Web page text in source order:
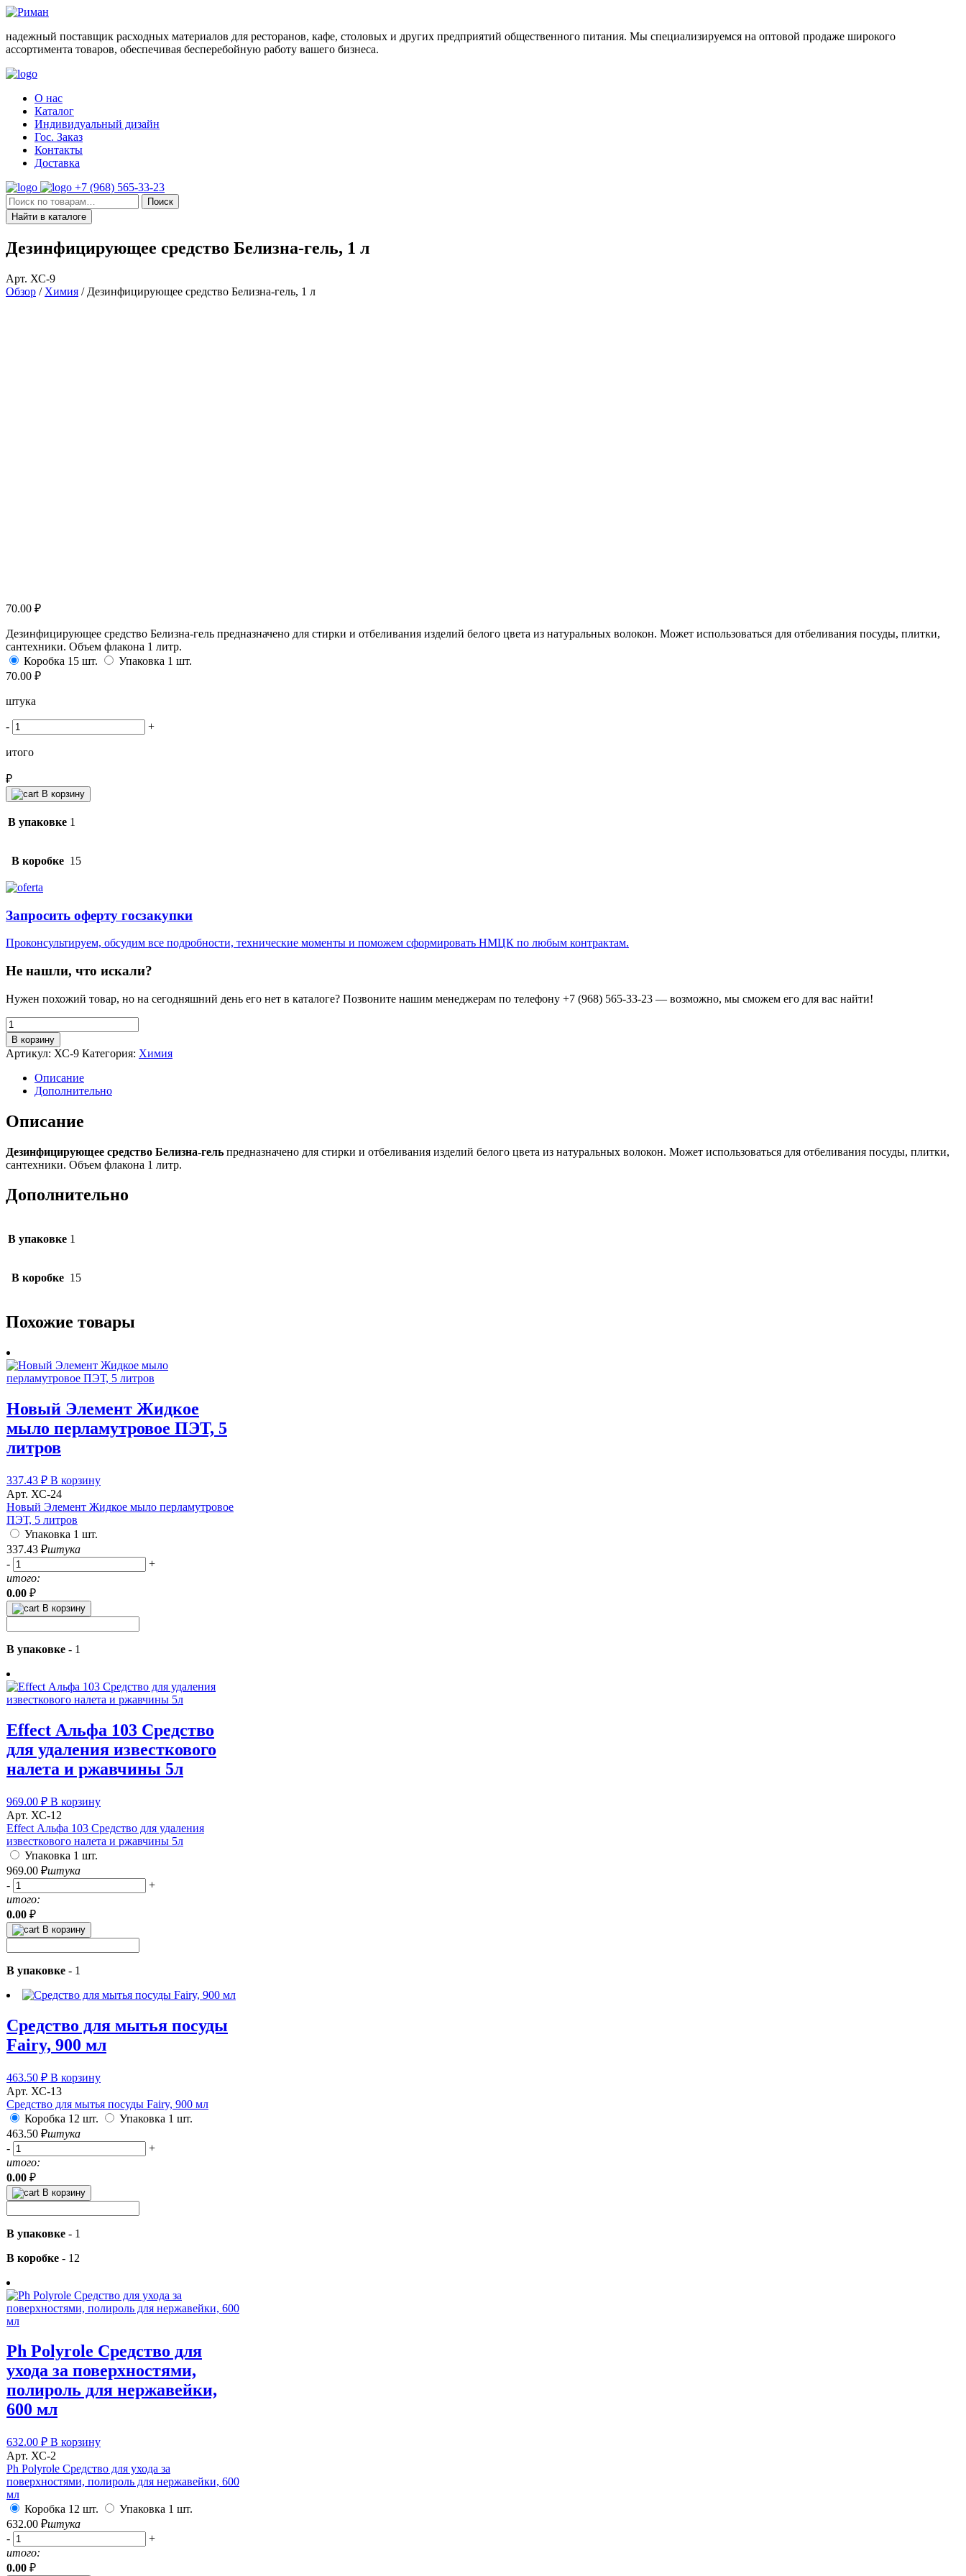
Skip
content
надежный поставщик расходных материалов для ресторанов, кафе, столовых и других предприятий общественного питания. Мы специализируемся на оптовой продаже широкого
ассортимента товаров, обеспечивая бесперебойную работу вашего бизнеса.
О нас
Каталог
Индивидуальный дизайн
Гос. Заказ
Контакты
Доставка
+7 (968) 565-33-23
Искать:
Поиск
Найти в каталоге
Дезинфицирующее средство Белизна-гель, 1 л
Арт. ХС-9
Обзор / Химия / Дезинфицирующее средство Белизна-гель, 1 л
70.00 ₽
Дезинфицирующее средство Белизна-гель предназначено для стирки и отбеливания изделий белого цвета из натуральных волокон. Может использоваться для отбеливания посуды, плитки,
сантехники. Объем флакона 1 литр.
Коробка 15 шт.
Упаковка 1 шт.
70.00 ₽
штука
- +
итого
₽
В корзину
В упаковке 1
В коробке 15
Запросить оферту госзакупки
Проконсультируем, обсудим все подробности, технические моменты и поможем сформировать НМЦК по любым контрактам.
Не нашли, что искали?
Нужен похожий товар, но на сегодняшний день его нет в каталоге? Позвоните нашим менеджерам по телефону +7 (968) 565-33-23 — возможно, мы сможем его для вас найти!
Количество
товара
Дезинфицирующее
средство
Белизна-
гель,
л
В корзину
Артикул: ХС-9 Категория: Химия
Описание
Дополнительно
Описание
Дезинфицирующее средство Белизна-гель предназначено для стирки и отбеливания изделий белого цвета из натуральных волокон. Может использоваться для отбеливания посуды, плитки,
сантехники. Объем флакона 1 литр.
Дополнительно
В упаковке 1
В коробке 15
Похожие товары
Новый Элемент Жидкое
мыло перламутровое ПЭТ, 5
литров
337.43 ₽ В корзину
Арт. ХС-24
Новый Элемент Жидкое мыло перламутровое
ПЭТ, 5 литров
Упаковка 1 шт.
337.43 ₽штука
-
+
итого:
0.00 ₽
В корзину
В упаковке - 1
Effect Альфа 103 Средство
для удаления известкового
налета и ржавчины 5л
969.00 ₽ В корзину
Арт. ХС-12
Effect Альфа 103 Средство для удаления
известкового налета и ржавчины 5л
Упаковка 1 шт.
969.00 ₽штука
-
+
итого:
0.00 ₽
В корзину
В упаковке - 1
Средство для мытья посуды
Fairy, 900 мл
463.50 ₽ В корзину
Арт. ХС-13
Средство для мытья посуды Fairy, 900 мл
Коробка 12 шт.
Упаковка 1 шт.
463.50 ₽штука
-
+
итого:
0.00 ₽
В корзину
В упаковке - 1
В коробке - 12
Ph Polyrole Средство для
ухода за поверхностями,
полироль для нержавейки,
600 мл
632.00 ₽ В корзину
Арт. ХС-2
Ph Polyrole Средство для ухода за
поверхностями, полироль для нержавейки, 600
мл
Коробка 12 шт.
Упаковка 1 шт.
632.00 ₽штука
-
+
итого:
0.00 ₽